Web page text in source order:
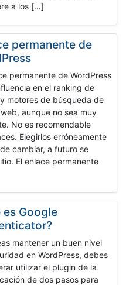
a los […]
permanente de
permanente de WordPress
en el ranking de
motores de búsqueda de
aunque no sea muy
No es recomendable
Elegirlos erróneamente
cambiar, a futuro se
El enlace permanente
es Google
mantener un buen nivel
en WordPress, debes
utilizar el plugin de la
de dos pasos para